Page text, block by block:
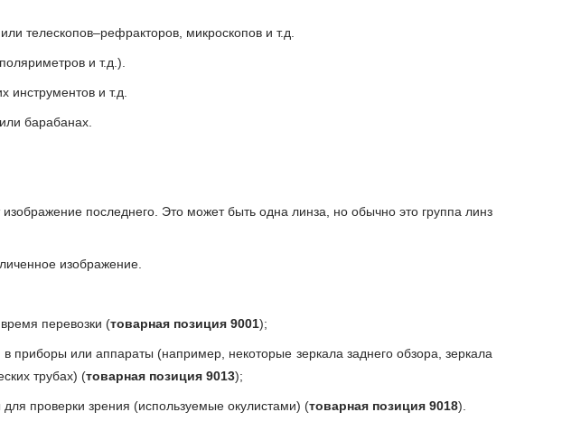
телескопов–рефракторов, микроскопов и т.д.
и т.д.).
инструментов и т.д.
барабанах.
последнего. Это может быть одна линза, но обычно это группа линз
изображение.
перевозки (товарная позиция 9001);
приборы или аппараты (например, некоторые зеркала заднего обзора, зеркала
трубах) (товарная позиция 9013);
проверки зрения (используемые окулистами) (товарная позиция 9018).